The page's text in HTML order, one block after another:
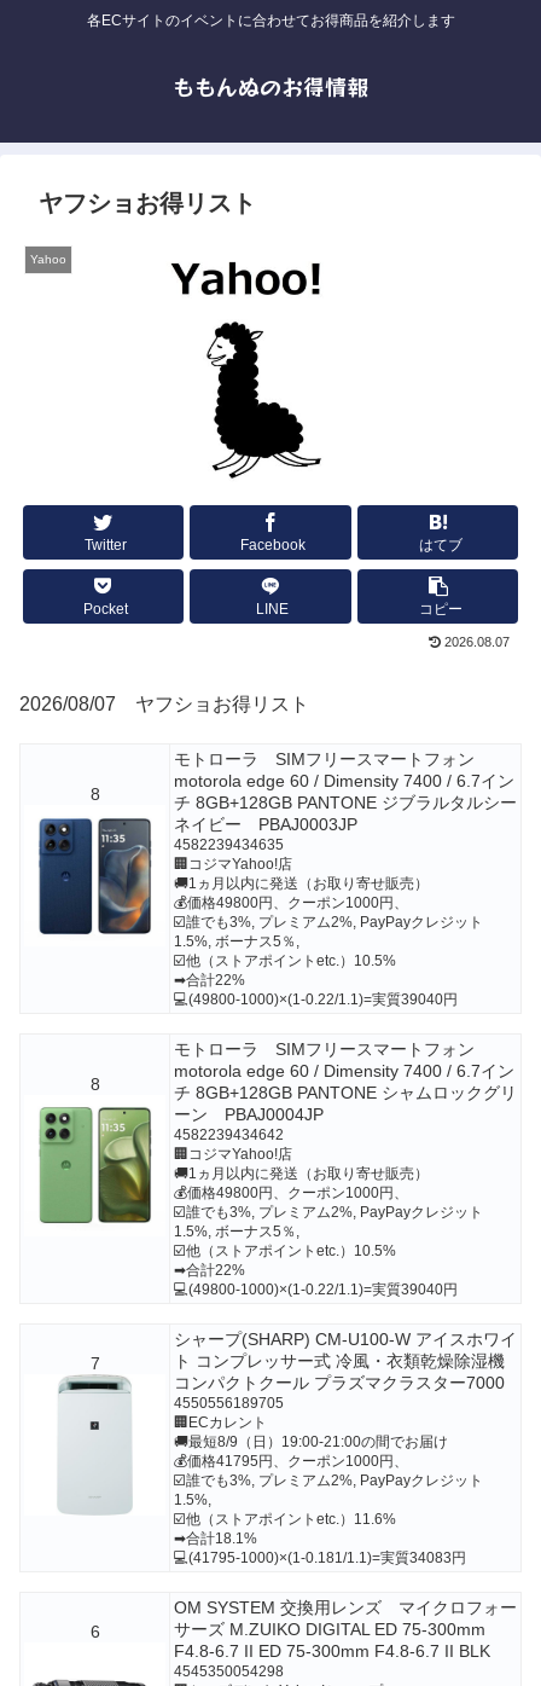
各ECサイトのイベントに合わせてお得商品を紹介します
ももんぬのお得情報
ヤフショお得リスト
Yahoo
Twitter Facebook はてブ
Pocket LINE コピー
2026.08.07
2026/08/07 ヤフショお得リスト
8
モトローラ SIMフリースマートフォン
motorola edge 60 / Dimensity 7400 / 6.7イン
チ 8GB+128GB PANTONE ジブラルタルシー
ネイビー PBAJ0003JP
4582239434635
🏢コジマYahoo!店
🚚1ヵ月以内に発送（お取り寄せ販売）
💰価格49800円、クーポン1000円、
☑️誰でも3%, プレミアム2%, PayPayクレジット
1.5%, ボーナス5％,
☑️他（ストアポイントetc.）10.5%
➡合計22%
💻(49800-1000)×(1-0.22/1.1)=実質39040円
8
モトローラ SIMフリースマートフォン
motorola edge 60 / Dimensity 7400 / 6.7イン
チ 8GB+128GB PANTONE シャムロックグリ
ーン PBAJ0004JP
4582239434642
🏢コジマYahoo!店
🚚1ヵ月以内に発送（お取り寄せ販売）
💰価格49800円、クーポン1000円、
☑️誰でも3%, プレミアム2%, PayPayクレジット
1.5%, ボーナス5％,
☑️他（ストアポイントetc.）10.5%
➡合計22%
💻(49800-1000)×(1-0.22/1.1)=実質39040円
7
シャープ(SHARP) CM-U100-W アイスホワイ
ト コンプレッサー式 冷風・衣類乾燥除湿機
コンパクトクール プラズマクラスター7000
4550556189705
🏢ECカレント
🚚最短8/9（日）19:00-21:00の間でお届け
💰価格41795円、クーポン1000円、
☑️誰でも3%, プレミアム2%, PayPayクレジット
1.5%,
☑️他（ストアポイントetc.）11.6%
➡合計18.1%
💻(41795-1000)×(1-0.181/1.1)=実質34083円
6
OM SYSTEM 交換用レンズ マイクロフォー
サーズ M.ZUIKO DIGITAL ED 75-300mm
F4.8-6.7 II ED 75-300mm F4.8-6.7 II BLK
4545350054298